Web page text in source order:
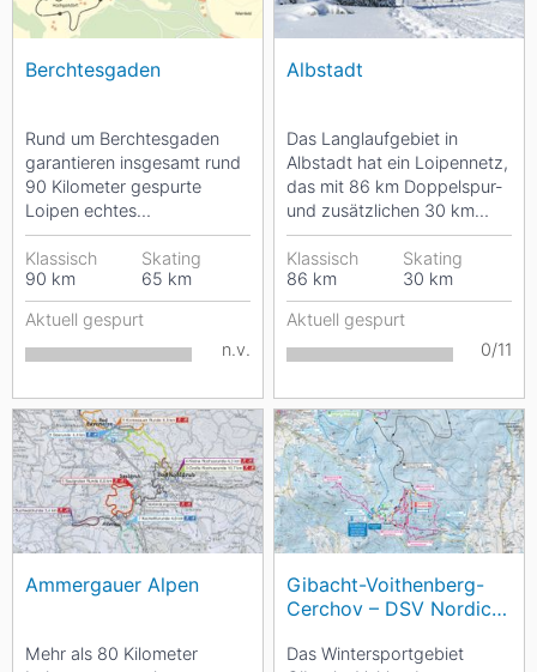
Berchtesgaden
Rund um Berchtesgaden
garantieren insgesamt rund
90 Kilometer gespurte
Loipen echtes
Langlaufvergnügen. In
Scharitzkehl am
Obersalzberg...
Klassisch
90 km
Skating
65 km
Aktuell gespurt
n.v.
Albstadt
Das Langlaufgebiet in
Albstadt hat ein Loipennetz,
das mit 86 km Doppelspur-
und zusätzlichen 30 km
Skating-Loipen, sowohl
für...
Klassisch
86 km
Skating
30 km
Aktuell gespurt
0/11
Ammergauer Alpen
Mehr als 80 Kilometer
Gibacht-Voithenberg-
Cerchov – DSV Nordic
Das Wintersportgebiet